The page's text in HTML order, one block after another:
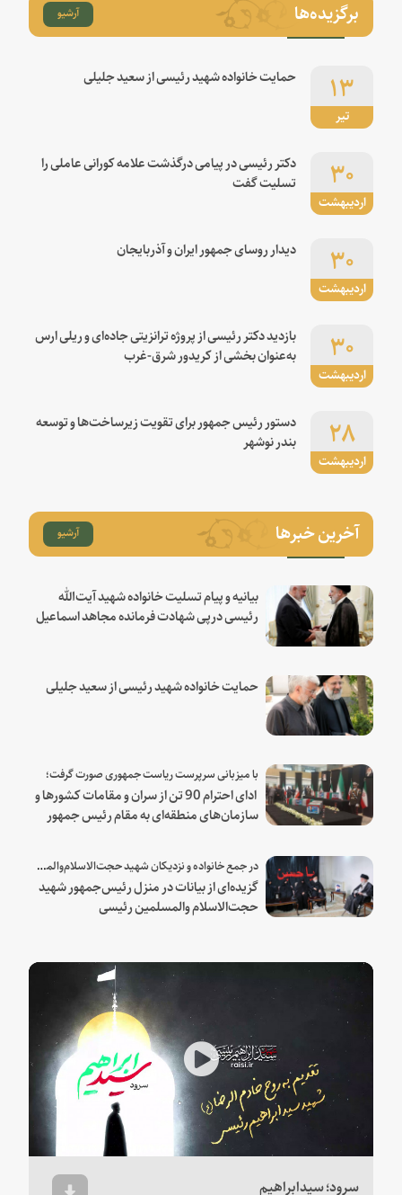
برگزیده‌ها آرشیو
تیر
۱۳ حمایت خانواده شهید رئیسی از سعید جلیلی
اردیبهشت
۳۰
دکتر رئیسی در پیامی درگذشت علامه کورانی عاملی را
تسلیت گفت
اردیبهشت
۳۰ دیدار روسای جمهور ایران و آذربایجان
اردیبهشت
۳۰
بازدید دکتر رئیسی از پروژه ترانزیتی جاده‌ای و ریلی ارس
به‌عنوان بخشی از کریدور شرق-غرب
اردیبهشت
۲۸
دستور رئیس جمهور برای تقویت زیرساخت‌ها و توسعه
بندر نوشهر
آخرین خبرها آرشیو
بیانیه و پیام تسلیت خانواده شهید آیت‌الله
رئیسی درپی شهادت فرمانده مجاهد اسماعیل
حمایت خانواده شهید رئیسی از سعید جلیلی
با میزبانی سرپرست ریاست جمهوری صورت گرفت؛
ادای احترام 90 تن از سران و مقامات کشورها و
سازمان‌های منطقه‌ای به مقام رئیس جمهور
در جمع خانواده و نزدیکان شهید حجت‌الاسلام‌والمسلمین رئیسی:
گزیده‌ای از بیانات در منزل رئیس‌جمهور شهید
حجت‌الاسلام والمسلمین رئیسی
Play
Video
سرود؛ سیدابراهیم